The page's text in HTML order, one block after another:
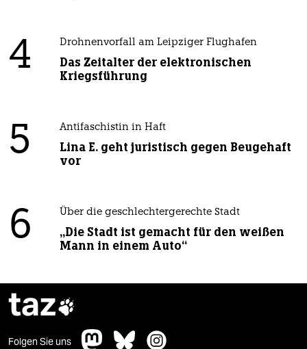
4 Drohnenvorfall am Leipziger Flughafen
Das Zeitalter der elektronischen
Kriegsführung
5 Antifaschistin in Haft
Lina E. geht juristisch gegen Beugehaft
vor
6 Über die geschlechtergerechte Stadt
„Die Stadt ist gemacht für den weißen
Mann in einem Auto“
taz
Folgen Sie uns